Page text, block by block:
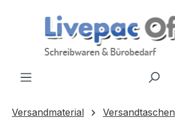
Zum Hauptinhalt springen
Versandmaterial Versandtaschen